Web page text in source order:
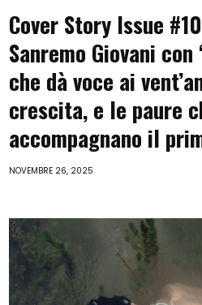
Cover Story Issue
Sanremo Giovani
che dà voce ai
crescita, e le paure
accompagnano il
NOVEMBRE 26, 2025